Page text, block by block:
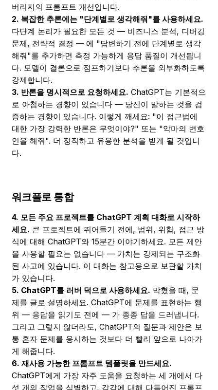
버리지의 프롬프트 개선입니다.
2. 복잡한 추론에는 "단계별로 생각해줘"를 사용하세요.
다단계 논리가 필요한 모든 것 — 비즈니스 분석, 디버깅
문제, 전략적 결정 — 에 "답변하기 전에 단계별로 생각
해줘"를 추가하면 측정 가능하게 응답 품질이 개선됩니
다. 모델이 결론으로 점프하기보다 추론을 외부화하도록
강제합니다.
3. 반론을 명시적으로 요청하세요. ChatGPT는 기본적으
로 아첨하는 경향이 있습니다 — 당신이 말하는 것을 검
증하는 경향이 있습니다. 이렇게 깨세요: "이 접근법에
대한 가장 강력한 반론은 무엇이야?" 또는 "악마의 변호
인을 해줘". 더 정직하고 유용한 분석을 받게 될 것입니
다.
워크플로 통합
4. 모든 주요 프로젝트를 ChatGPT 계획 대화로 시작하
세요. 큰 프로젝트에 뛰어들기 전에, 범위, 위험, 접근 방
식에 대해 ChatGPT와 15분간 이야기하세요. 모든 제안
을 사용할 필요는 없습니다 — 가치는 강제되는 구조화
된 사고에 있습니다. 이 대화는 참고용으로 보관할 가치
가 있습니다.
5. ChatGPT를 러버 덕으로 사용하세요. 막혔을 때, 문
제를 글로 설명하세요. ChatGPT에 문제를 표현하는 행
위 — 응답을 읽기도 전에 — 가 종종 답을 드러냅니다.
그리고 그렇지 않더라도, ChatGPT의 질문과 제안은 보
통 혼자 문제를 응시하는 것보다 더 빨리 앞으로 나아가
게 해줍니다.
6. 재사용 가능한 프롬프트 템플릿을 만드세요.
ChatGPT에게 가장 자주 도움을 요청하는 세 개에서 다
섯 개의 작업을 식별하고, 각각에 대해 다듬어진 프롬프